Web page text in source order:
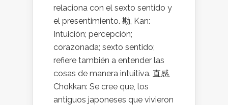
relaciona con el sexto sentido y
el presentimiento. 勘, Kan:
Intuición; percepción;
corazonada; sexto sentido;
refiere también a entender las
cosas de manera intuitiva. 直感,
Chokkan: Se cree que, los
antiguos japoneses que vivieron